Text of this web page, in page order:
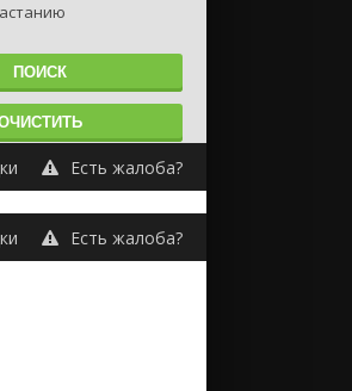
Есть жалоба?
Есть жалоба?